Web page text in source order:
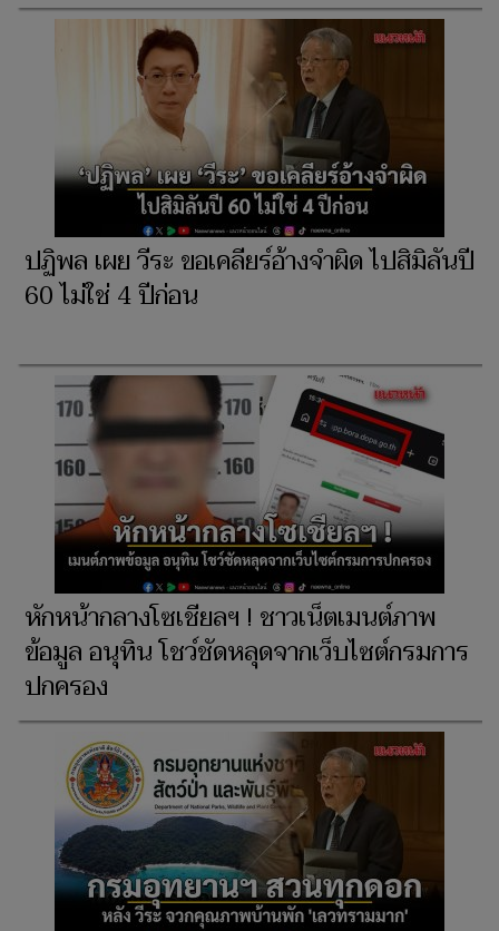
ปฏิพล เผย วีระ ขอเคลียร์อ้างจำผิด ไปสิมิลันปี
60 ไม่ใช่ 4 ปีก่อน
หักหน้ากลางโซเชียลฯ ! ชาวเน็ตเมนต์ภาพ
ข้อมูล อนุทิน โชว์ชัดหลุดจากเว็บไซต์กรมการ
ปกครอง